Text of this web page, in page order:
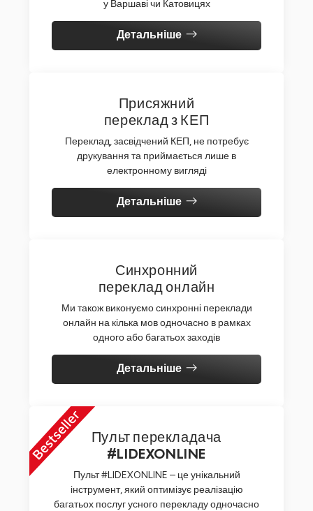
у Варшаві чи Катовицях
Детальніше
Присяжний
переклад з КЕП
Переклад, засвідчений КЕП, не потребує
друкування та приймається лише в
електронному вигляді
Детальніше
Синхронний
переклад онлайн
Ми також виконуємо синхронні переклади
онлайн на кілька мов одночасно в рамках
одного або багатьох заходів
Детальніше
Пульт перекладача
#LIDEXONLINE
Пульт #LIDEXONLINE – це унікальний
інструмент, який оптимізує реалізацію
багатьох послуг усного перекладу одночасно